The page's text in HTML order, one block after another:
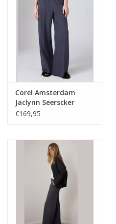
Corel Amsterdam
Jaclynn Seerscker
Fume
€169,95